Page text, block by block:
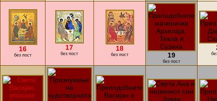
16
без пост
17
без пост
18
без пост 19
без пост